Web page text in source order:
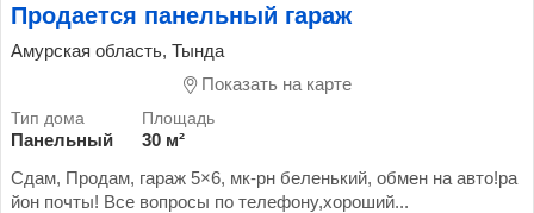
Продается панельный гараж
Амурская область, Тында
Показать на карте
Панельный
30 м²
Сдам, Продам, гараж 5×6, мк-рн беленький, обмен на авто!ра
йон почты! Все вопросы по телефону,хороший...